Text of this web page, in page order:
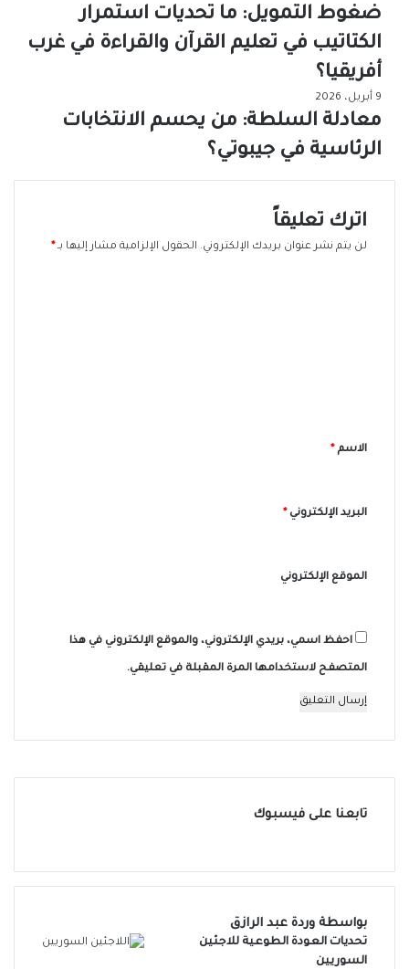
ضغوط التمويل: ما تحديات استمرار
الكتاتيب في تعليم القرآن والقراءة في غرب
أفريقيا؟
9 أبريل، 2026
معادلة السلطة: من يحسم الانتخابات
الرئاسية في جيبوتي؟
اترك تعليقاً
لن يتم نشر عنوان بريدك الإلكتروني. الحقول الإلزامية مشار إليها بـ*
ق
الاسم*
البريد الإلكتروني*
الموقع الإلكتروني
احفظ اسمي، بريدي الإلكتروني، والموقع الإلكتروني في هذا
المتصفح لاستخدامها المرة المقبلة في تعليقي.
تابعنا على فيسبوك
بواسطة وردة عبد الرازق
تحديات العودة الطوعية للاجئين
السوريين